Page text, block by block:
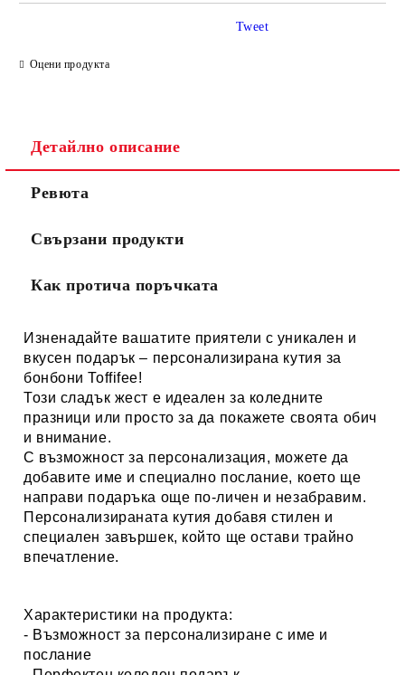
Оцени продукта
Tweet
Детайлно описание
Ревюта
Свързани продукти
Как протича поръчката
Изненадайте вашатите приятели с уникален и
вкусен подарък – персонализирана кутия за
бонбони Toffifee!
Този сладък жест е идеален за коледните
празници или просто за да покажете своята обич
и внимание.
С възможност за персонализация, можете да
добавите име и специално послание, което ще
направи подаръка още по-личен и незабравим.
Персонализираната кутия добавя стилен и
специален завършек, който ще остави трайно
впечатление.
Характеристики на продукта:
- Възможност за персонализиране с име и
послание